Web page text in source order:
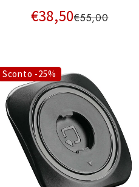
CHRO A+pins
€38,50€55,00
Sconto -25%